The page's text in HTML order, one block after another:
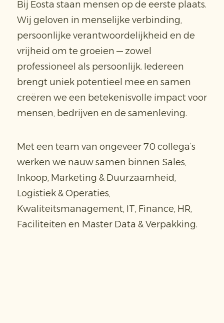
Bij Eosta staan mensen op de eerste plaats.
Wij geloven in menselijke verbinding,
persoonlijke verantwoordelijkheid en de
vrijheid om te groeien — zowel
professioneel als persoonlijk. Iedereen
brengt uniek potentieel mee en samen
creëren we een betekenisvolle impact voor
mensen, bedrijven en de samenleving.
Met een team van ongeveer 70 collega’s
werken we nauw samen binnen Sales,
Inkoop, Marketing & Duurzaamheid,
Logistiek & Operaties,
Kwaliteitsmanagement, IT, Finance, HR,
Faciliteiten en Master Data & Verpakking.